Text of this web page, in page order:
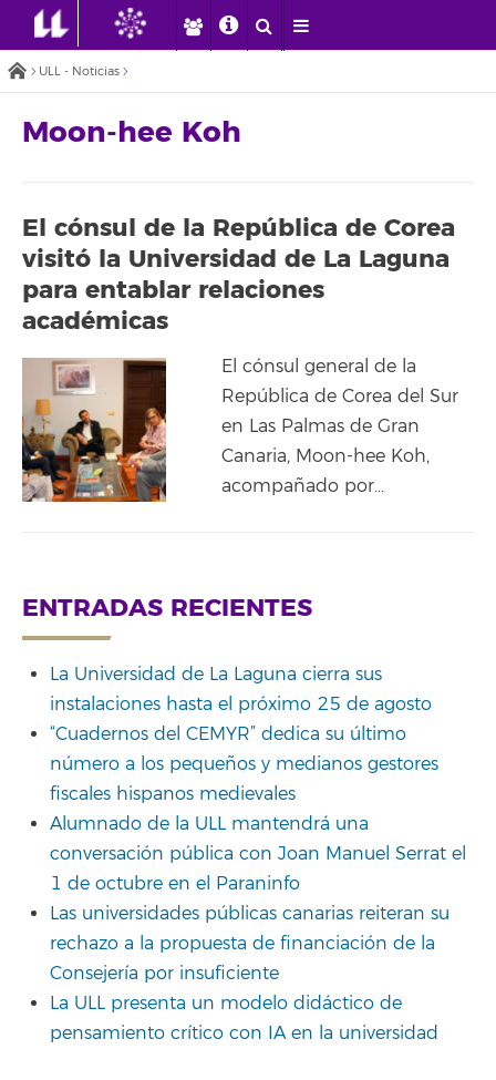
ULL - Noticias
Moon-hee Koh
El cónsul de la República de Corea
visitó la Universidad de La Laguna
para entablar relaciones
académicas
El cónsul general de la
República de Corea del Sur
en Las Palmas de Gran
Canaria, Moon-hee Koh,
acompañado por…
ENTRADAS RECIENTES
La Universidad de La Laguna cierra sus
instalaciones hasta el próximo 25 de agosto
“Cuadernos del CEMYR” dedica su último
número a los pequeños y medianos gestores
fiscales hispanos medievales
Alumnado de la ULL mantendrá una
conversación pública con Joan Manuel Serrat el
1 de octubre en el Paraninfo
Las universidades públicas canarias reiteran su
rechazo a la propuesta de financiación de la
Consejería por insuficiente
La ULL presenta un modelo didáctico de
pensamiento crítico con IA en la universidad